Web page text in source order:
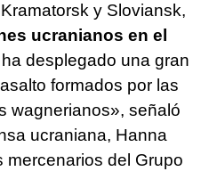
y Sloviansk,
ucranianos en el
desplegado una gran
formados por las
wagnerianos», señaló
ucraniana, Hanna
mercenarios del Grupo